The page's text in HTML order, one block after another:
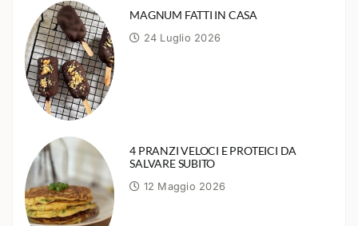
MAGNUM FATTI IN CASA
24 Luglio 2026
4 PRANZI VELOCI E PROTEICI DA
SALVARE SUBITO
12 Maggio 2026